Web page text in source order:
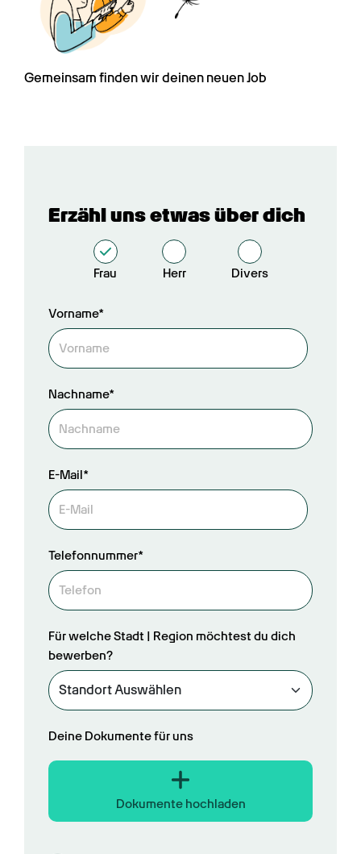
Gemeinsam finden wir deinen neuen Job
Erzähl uns etwas über dich
Frau Herr Divers
Vorname*
Nachname*
E-Mail*
Telefonnummer*
Für welche Stadt | Region möchtest du dich
bewerben?
Deine Dokumente für uns
Dokumente hochladen